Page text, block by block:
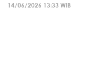
14/06/2026 13:33 WIB